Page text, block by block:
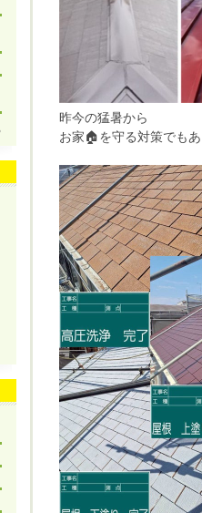
昨今の猛暑から
お家🏠を守る対策でもあ